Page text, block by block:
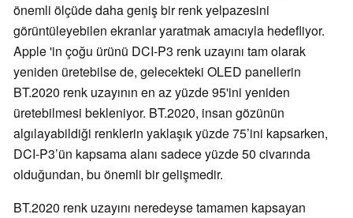
önemli ölçüde daha geniş bir renk yelpazesini
görüntüleyebilen ekranlar yaratmak amacıyla hedefliyor.
Apple 'in çoğu ürünü DCI-P3 renk uzayını tam olarak
yeniden üretebilse de, gelecekteki OLED panellerin
BT.2020 renk uzayının en az yüzde 95'ini yeniden
üretebilmesi bekleniyor. BT.2020, insan gözünün
algılayabildiği renklerin yaklaşık yüzde 75’ini kapsarken,
DCI-P3’ün kapsama alanı sadece yüzde 50 civarında
olduğundan, bu önemli bir gelişmedir.
BT.2020 renk uzayını neredeyse tamamen kapsayan